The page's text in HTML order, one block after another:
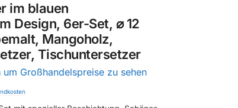
im blauen
Design, 6er-Set, ⌀ 12
Mangoholz,
Tischuntersetzer
um Großhandelspreise zu sehen